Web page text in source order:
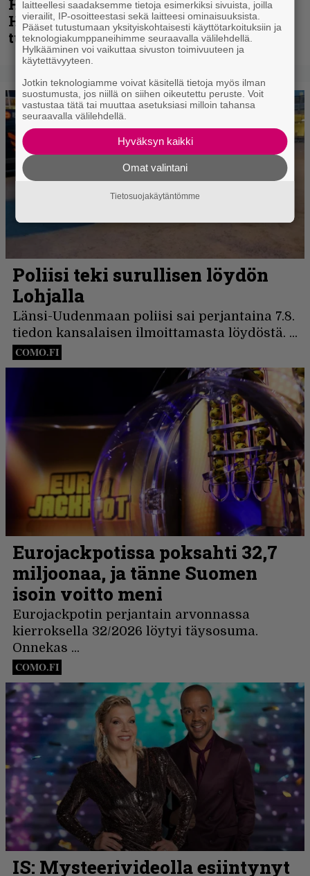
Helloween- ja Gamma Ray -mies Kai
Hansen julkaisi uuden maistiaisen
tulevalta soololevyltä
laitteellesi saadaksemme tietoja esimerkiksi sivuista, joilla
vierailit, IP-osoitteestasi sekä laitteesi ominaisuuksista.
Pääset tutustumaan yksityiskohtaisesti käyttötarkoituksiin ja
teknologiakumppaneihimme seuraavalla välilehdellä.
Hylkääminen voi vaikuttaa sivuston toimivuuteen ja
käytettävyyteen.
Jotkin teknologiamme voivat käsitellä tietoja myös ilman
suostumusta, jos niillä on siihen oikeutettu peruste. Voit
vastustaa tätä tai muuttaa asetuksiasi milloin tahansa
seuraavalla välilehdellä.
Hyväksyn kaikki
Omat valintani
Tietosuojakäytäntömme